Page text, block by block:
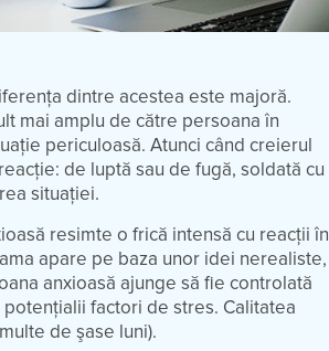
dintre acestea este majoră.
mai amplu de către persoana în
periculoasă. Atunci când creierul
de luptă sau de fugă, soldată cu
situaţiei.
resimte o frică intensă cu reacţii în
apare pe baza unor idei nerealiste,
anxioasă ajunge să fie controlată
factori de stres. Calitatea
de şase luni).